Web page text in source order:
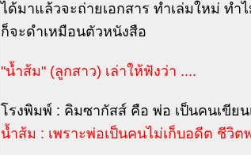
ได้มาแล้วจะถ่ายเอกสาร ทำเล่มใหม่ ทำ
ก็จะดำเหมือนตัวหนังสือ
"น้ำส้ม" (ลูกสาว) เล่าให้ฟังว่า ....
โรงพิมพ์ : คิมซากัสส์ คือ พ่อ เป็นคนเขียน
น้ำส้ม : เพราะพ่อเป็นคนไม่เก็บอดีต ชีวิต